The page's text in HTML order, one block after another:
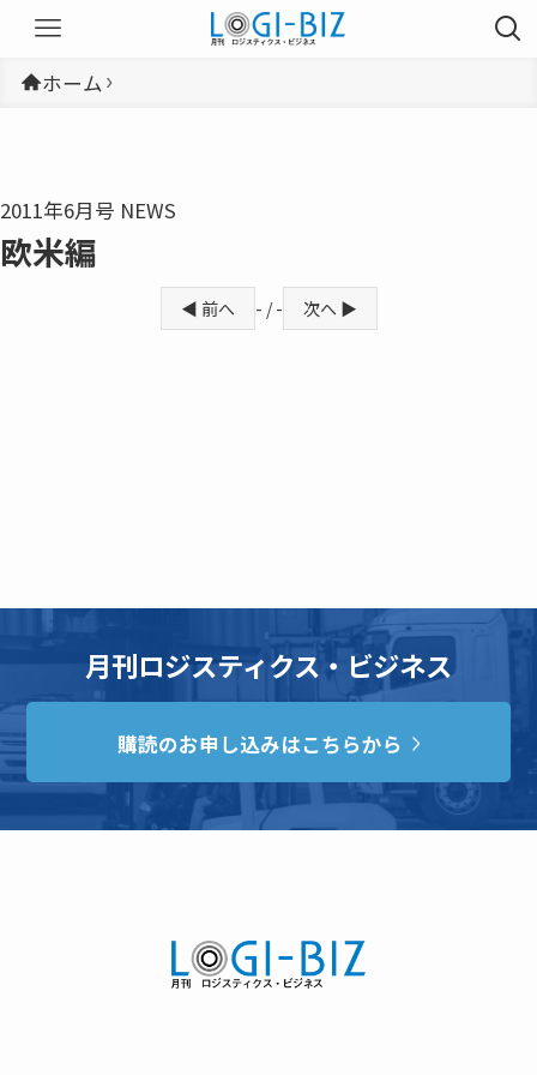
ホーム
2011年6月号 NEWS
欧米編
◀ 前へ - / - 次へ ▶
月刊ロジスティクス・ビジネス
購読のお申し込みはこちらから